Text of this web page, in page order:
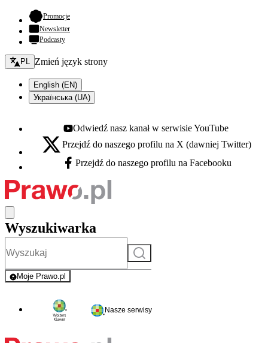
Promocje- otwiera się w nowej karcie
Newsletter
Podcasty
Zmień język - bieżący:
PL Zmień język strony
English (EN)
Українська (UA)
Youtube - otwiera się w nowej karcie
Odwiedź nasz kanał w serwisie YouTube
X - otwiera się w nowej karcie
Przejdź do naszego profilu na X (dawniej Twitter)
Facebook - otwiera się w nowej karcie
Przejdź do naszego profilu na Facebooku
Wyszukiwarka
Szukaj
Moje Prawo.pl
- rejestracja i logowanie do serwisu
Nasze serwisy